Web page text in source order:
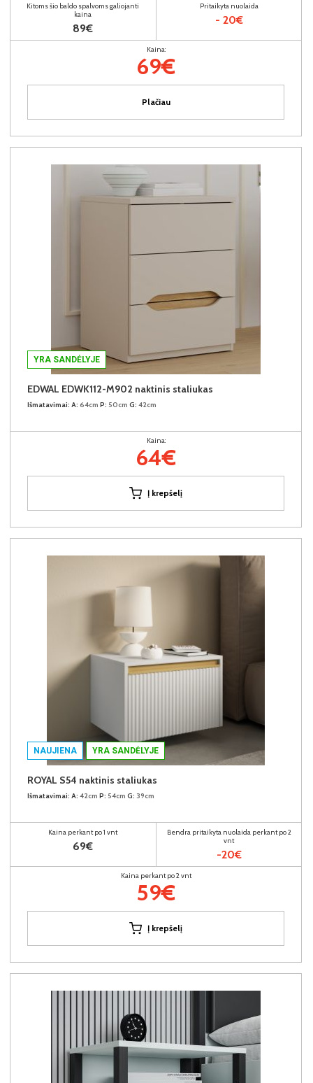
Kitoms šio baldo spalvoms galiojanti
kaina
89€
Pritaikyta nuolaida
- 20€
Kaina:
69€
Plačiau
YRA SANDĖLYJE
EDWAL EDWK112-M902 naktinis staliukas
Išmatavimai: A: 64cm P: 50cm G: 42cm
Kaina:
64€
Į krepšelį
NAUJIENA YRA SANDĖLYJE
ROYAL S54 naktinis staliukas
Išmatavimai: A: 42cm P: 54cm G: 39cm
Kaina perkant po 1 vnt
69€
Bendra pritaikyta nuolaida perkant po 2
vnt
-20€
Kaina perkant po 2 vnt
59€
Į krepšelį